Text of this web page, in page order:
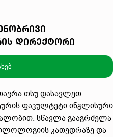
დირექტორი
თსუ დასავლეთ
ფაკულტეტი ინგლისური
სწავლა გააგრძელა
კათედრაზე და